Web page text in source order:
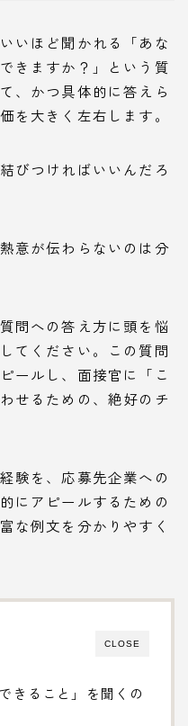
いほど聞かれる「あな
きますか？」という質
、かつ具体的に答えら
を大きく左右します。
びつければいいんだろ
意が伝わらないのは分
問への答え方に頭を悩
てください。この質問
ールし、面接官に「こ
せるための、絶好のチ
験を、応募先企業への
にアピールするための
な例文を分かりやすく
CLOSE
きること」を聞くの